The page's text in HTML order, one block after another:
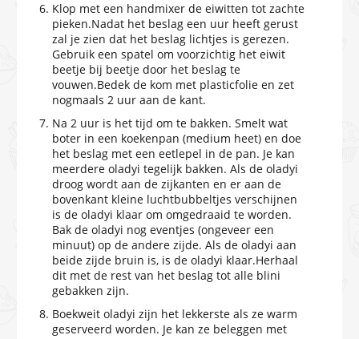
Klop met een handmixer de eiwitten tot zachte
pieken.Nadat het beslag een uur heeft gerust
zal je zien dat het beslag lichtjes is gerezen.
Gebruik een spatel om voorzichtig het eiwit
beetje bij beetje door het beslag te
vouwen.Bedek de kom met plasticfolie en zet
nogmaals 2 uur aan de kant.
Na 2 uur is het tijd om te bakken. Smelt wat
boter in een koekenpan (medium heet) en doe
het beslag met een eetlepel in de pan. Je kan
meerdere oladyi tegelijk bakken. Als de oladyi
droog wordt aan de zijkanten en er aan de
bovenkant kleine luchtbubbeltjes verschijnen
is de oladyi klaar om omgedraaid te worden.
Bak de oladyi nog eventjes (ongeveer een
minuut) op de andere zijde. Als de oladyi aan
beide zijde bruin is, is de oladyi klaar.Herhaal
dit met de rest van het beslag tot alle blini
gebakken zijn.
Boekweit oladyi zijn het lekkerste als ze warm
geserveerd worden. Je kan ze beleggen met